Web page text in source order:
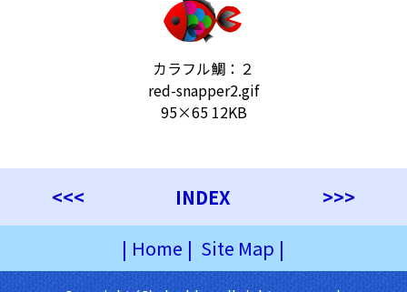
カラフル鯛：２
red-snapper2.gif
95×65 12KB
<<< INDEX
>>>
| Home | Site Map |